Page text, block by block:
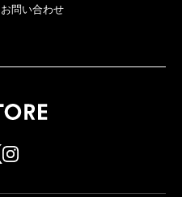
お問い合わせ